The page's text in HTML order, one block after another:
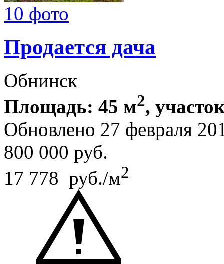
10 фото
Продается дача
Обнинск
Площадь: 45 м2,
Обновлено 27 февраля
800 000 руб.
17 778 руб./м2